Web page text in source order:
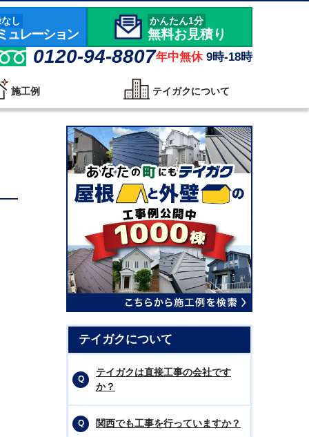
し
ュレーション
かんたん1分
無料お見積り
0120-94-8807年中無休 9時-18時
施工例 テイガクについて
テイガクについて
テイガクは直接工事の会社です
か？
関西でも工事を行っていますか？